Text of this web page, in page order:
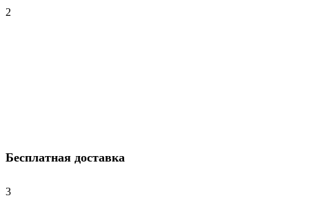
2
Бесплатная доставка
3